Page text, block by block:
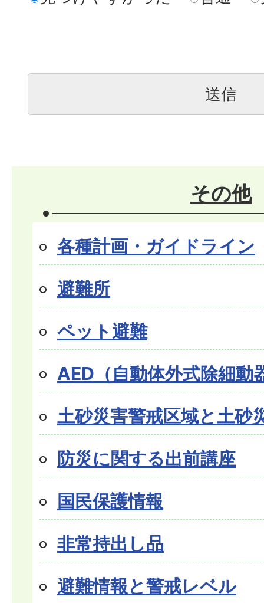
その他
各種計画・ガイドライン
避難所
ペット避難
AED（自動体外式除細動
土砂災害警戒区域と土砂
防災に関する出前講座
国民保護情報
非常持出し品
避難情報と警戒レベル